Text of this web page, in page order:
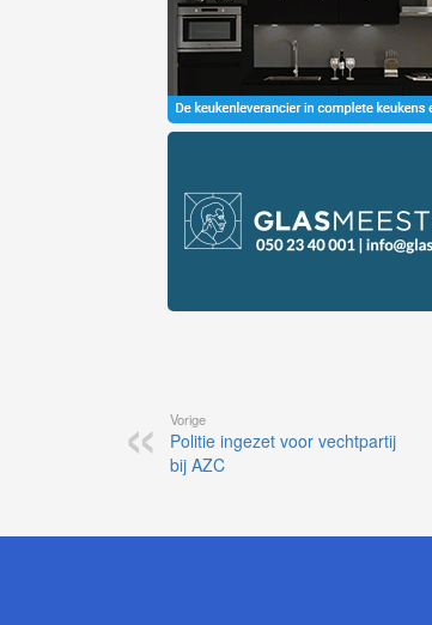
Vorige
Politie ingezet voor vechtpartij
bij AZC